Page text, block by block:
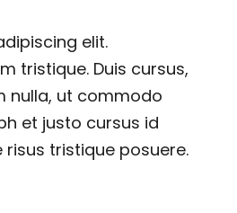
elit.
tristique. Duis cursus,
nulla, ut commodo
et justo cursus id
tristique posuere.